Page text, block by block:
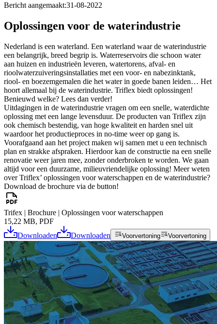
Bericht aangemaakt:31-08-2022
Oplossingen voor de waterindustrie
Nederland is een waterland. Een waterland waar de waterindustrie
een belangrijk, breed begrip is. Waterreservoirs die schoon water
aan huizen en industrieën leveren, watertorens, afval- en
rioolwaterzuiveringsinstallaties met een voor- en nabezinktank,
riool- en boezemgemalen die het water in goede banen leiden… Het
hoort allemaal bij de waterindustrie. Triflex biedt oplossingen!
Benieuwd welke? Lees dan verder!
Uitdagingen in de waterindustrie vragen om een snelle, waterdichte
oplossing met een lange levensduur. De producten van Triflex zijn
ook chemisch bestendig, van hoge kwaliteit en harden snel uit
waardoor het productieproces in no-time weer op gang is.
Voorafgaand aan het project maken wij samen met u een technisch
plan en strakke afspraken. Hierdoor kan de constructie na een snelle
renovatie weer jaren mee, zonder onderbroken te worden. We gaan
altijd voor een duurzame, milieuvriendelijke oplossing! Meer weten
over Triflex’ oplossingen voor waterschappen en de waterindustrie?
Download de brochure via de button!
Trifex | Brochure | Oplossingen voor waterschappen
15,22 MB, PDF
Downloaden
Downloaden Voorvertoning Voorvertoning